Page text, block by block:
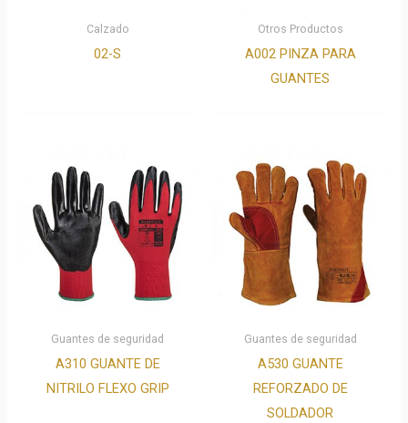
Calzado
02-S
Otros Productos
A002 PINZA PARA
GUANTES
Guantes de seguridad
A310 GUANTE DE
NITRILO FLEXO GRIP
Guantes de seguridad
A530 GUANTE
REFORZADO DE
SOLDADOR